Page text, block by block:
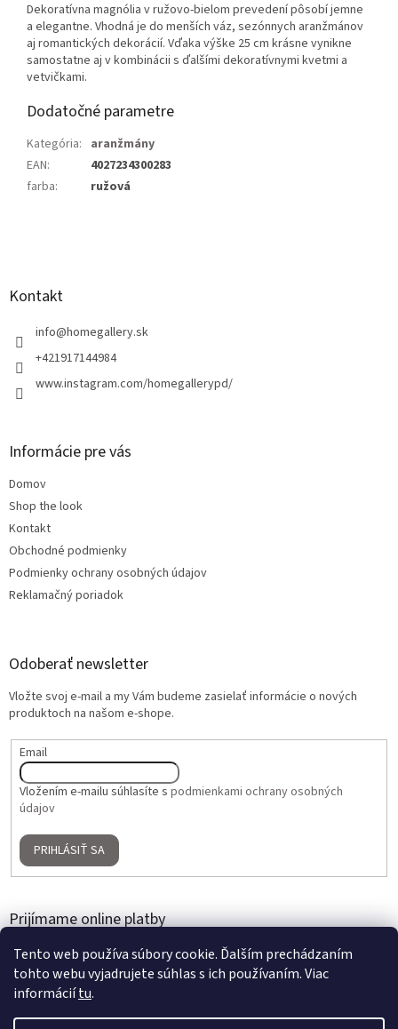
Tento web používa súbory cookie. Ďalším prechádzaním
tohto webu vyjadrujete súhlas s ich používaním. Viac
informáciítu.
Dekoratívna magnólia v ružovo-bielom prevedení pôsobí jemne
a elegantne. Vhodná je do menších váz, sezónnych aranžmánov
aj romantických dekorácií. Vďaka výške 25 cm krásne vynikne
samostatne aj v kombinácii s ďalšími dekoratívnymi kvetmi a
vetvičkami.
Dodatočné parametre
Kategória: aranžmány
EAN:
4027234300283
farba: ružová
Kontakt
info@homegallery.sk
+421917144984
www.instagram.com/homegallerypd/
Informácie pre vás
Domov
Shop the look
Kontakt
Obchodné podmienky
Podmienky ochrany osobných údajov
Reklamačný poriadok
Odoberať newsletter
Vložte svoj e-mail a my Vám budeme zasielať informácie o nových
produktoch na našom e-shope.
Email
Vložením e-mailu súhlasíte s podmienkami ochrany osobných
údajov
PRIHLÁSIŤ SA
Prijímame online platby